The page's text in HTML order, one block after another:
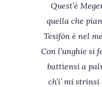
Quest’è
quella che
Tesifón è nel
Con l’unghie si
battiensi a
ch’i’ mi